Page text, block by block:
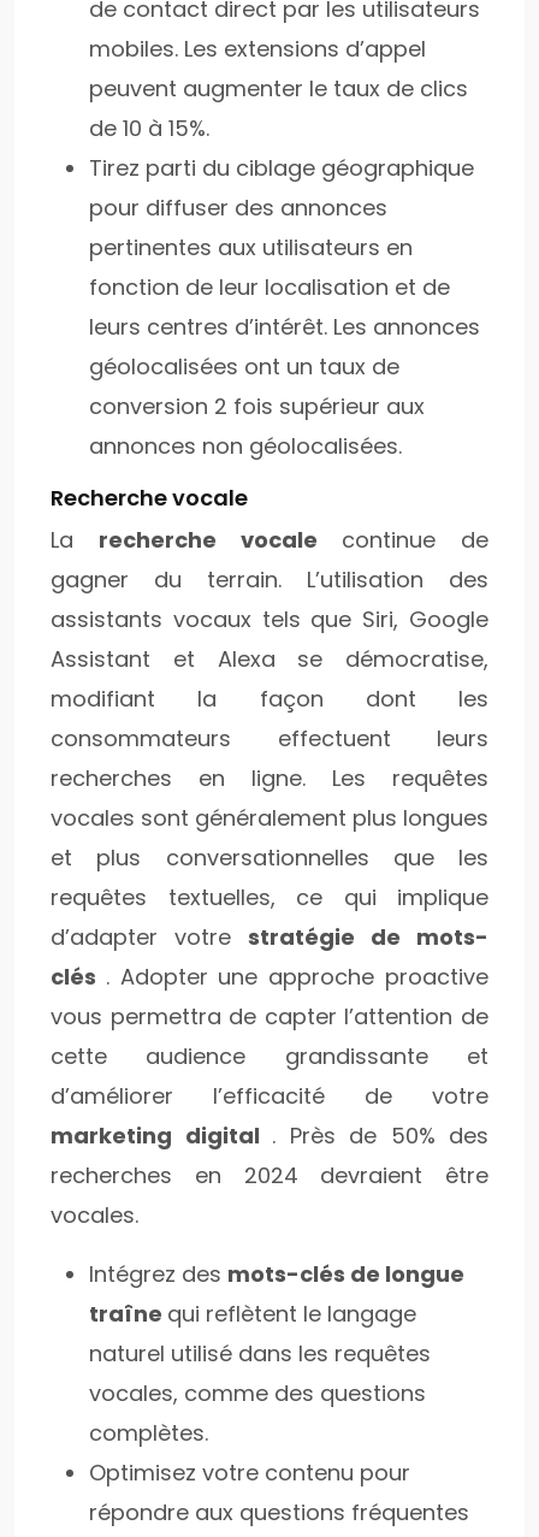
de contact direct par les utilisateurs
mobiles. Les extensions d’appel
peuvent augmenter le taux de clics
de 10 à 15%.
Tirez parti du ciblage géographique
pour diffuser des annonces
pertinentes aux utilisateurs en
fonction de leur localisation et de
leurs centres d’intérêt. Les annonces
géolocalisées ont un taux de
conversion 2 fois supérieur aux
annonces non géolocalisées.
Recherche vocale
La recherche vocale continue de
gagner du terrain. L’utilisation des
assistants vocaux tels que Siri, Google
Assistant et Alexa se démocratise,
modifiant la façon dont les
consommateurs effectuent leurs
recherches en ligne. Les requêtes
vocales sont généralement plus longues
et plus conversationnelles que les
requêtes textuelles, ce qui implique
d’adapter votre stratégie de mots-
clés . Adopter une approche proactive
vous permettra de capter l’attention de
cette audience grandissante et
d’améliorer l’efficacité de votre
marketing digital . Près de 50% des
recherches en 2024 devraient être
vocales.
Intégrez des mots-clés de longue
traîne qui reflètent le langage
naturel utilisé dans les requêtes
vocales, comme des questions
complètes.
Optimisez votre contenu pour
répondre aux questions fréquentes